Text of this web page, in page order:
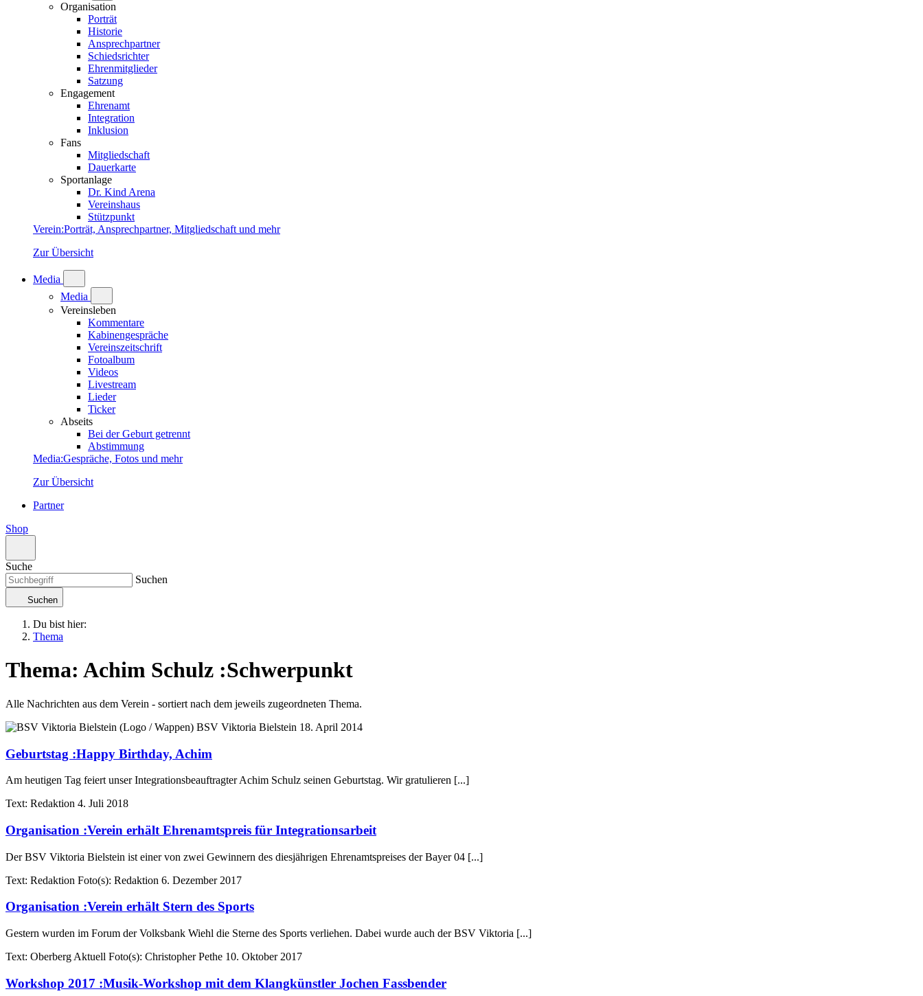
Organisation
Porträt
Historie
Ansprechpartner
Schiedsrichter
Ehrenmitglieder
Satzung
Engagement
Ehrenamt
Integration
Inklusion
Fans
Mitgliedschaft
Dauerkarte
Sportanlage
Dr. Kind Arena
Vereinshaus
Stützpunkt
Verein:Porträt, Ansprechpartner, Mitgliedschaft und mehr
Zur Übersicht
Media
Media
Vereinsleben
Kommentare
Kabinengespräche
Vereinszeitschrift
Fotoalbum
Videos
Livestream
Lieder
Ticker
Abseits
Bei der Geburt getrennt
Abstimmung
Media:Gespräche, Fotos und mehr
Zur Übersicht
Partner
Shop
Suche
Suchen
Suchen
Du bist hier:
Thema
Thema: Achim Schulz :Schwerpunkt
Alle Nachrichten aus dem Verein - sortiert nach dem jeweils zugeordneten Thema.
BSV Viktoria Bielstein 18. April 2014
Geburtstag :Happy Birthday, Achim
Am heutigen Tag feiert unser Integrationsbeauftragter Achim Schulz seinen Geburtstag. Wir gratulieren [...]
Text: Redaktion 4. Juli 2018
Organisation :Verein erhält Ehrenamtspreis für Integrationsarbeit
Der BSV Viktoria Bielstein ist einer von zwei Gewinnern des diesjährigen Ehrenamtspreises der Bayer 04 [...]
Text: Redaktion Foto(s): Redaktion 6. Dezember 2017
Organisation :Verein erhält Stern des Sports
Gestern wurden im Forum der Volksbank Wiehl die Sterne des Sports verliehen. Dabei wurde auch der BSV Viktoria [...]
Text: Oberberg Aktuell Foto(s): Christopher Pethe 10. Oktober 2017
Workshop 2017 :Musik-Workshop mit dem Klangkünstler Jochen Fassbender